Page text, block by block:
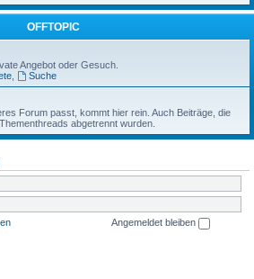
OFFTOPIC
Angebot oder Gesuch.
, Suche
Forum passt, kommt hier rein. Auch Beiträge, die
abgetrennt wurden.
Angemeldet bleiben